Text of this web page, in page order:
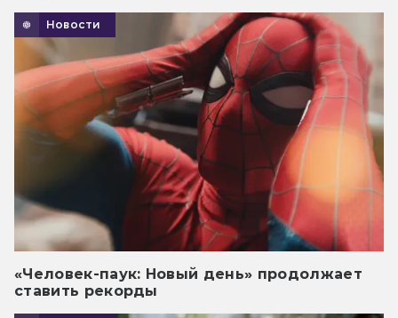
Новости
«Человек-паук: Новый день» продолжает
ставить рекорды